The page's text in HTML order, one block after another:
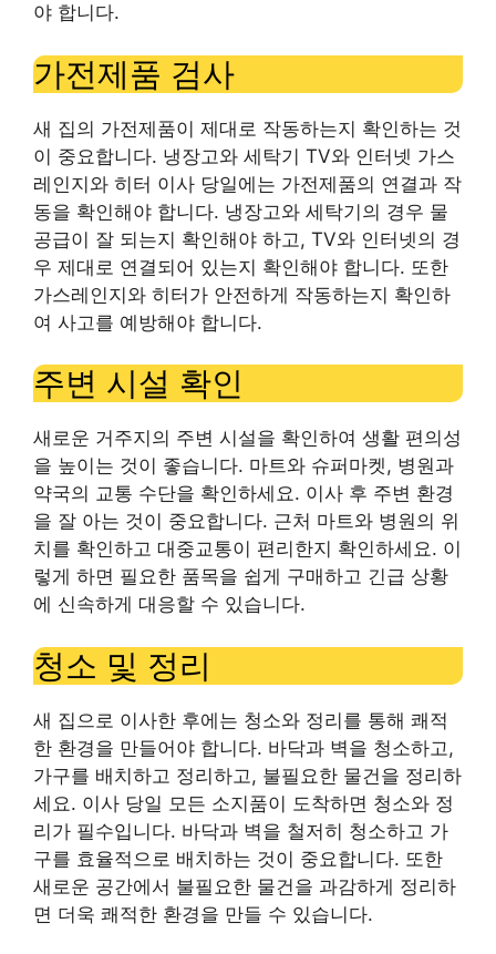
야 합니다.
가전제품 검사
새 집의 가전제품이 제대로 작동하는지 확인하는 것
이 중요합니다. 냉장고와 세탁기 TV와 인터넷 가스
레인지와 히터 이사 당일에는 가전제품의 연결과 작
동을 확인해야 합니다. 냉장고와 세탁기의 경우 물
공급이 잘 되는지 확인해야 하고, TV와 인터넷의 경
우 제대로 연결되어 있는지 확인해야 합니다. 또한
가스레인지와 히터가 안전하게 작동하는지 확인하
여 사고를 예방해야 합니다.
주변 시설 확인
새로운 거주지의 주변 시설을 확인하여 생활 편의성
을 높이는 것이 좋습니다. 마트와 슈퍼마켓, 병원과
약국의 교통 수단을 확인하세요. 이사 후 주변 환경
을 잘 아는 것이 중요합니다. 근처 마트와 병원의 위
치를 ​​확인하고 대중교통이 편리한지 확인하세요. 이
렇게 하면 필요한 품목을 쉽게 구매하고 긴급 상황
에 신속하게 대응할 수 있습니다.
청소 및 정리
새 집으로 이사한 후에는 청소와 정리를 통해 쾌적
한 환경을 만들어야 합니다. 바닥과 벽을 청소하고,
가구를 배치하고 정리하고, 불필요한 물건을 정리하
세요. 이사 당일 모든 소지품이 도착하면 청소와 정
리가 필수입니다. 바닥과 벽을 철저히 청소하고 가
구를 효율적으로 배치하는 것이 중요합니다. 또한
새로운 공간에서 불필요한 물건을 과감하게 정리하
면 더욱 쾌적한 환경을 만들 수 있습니다.